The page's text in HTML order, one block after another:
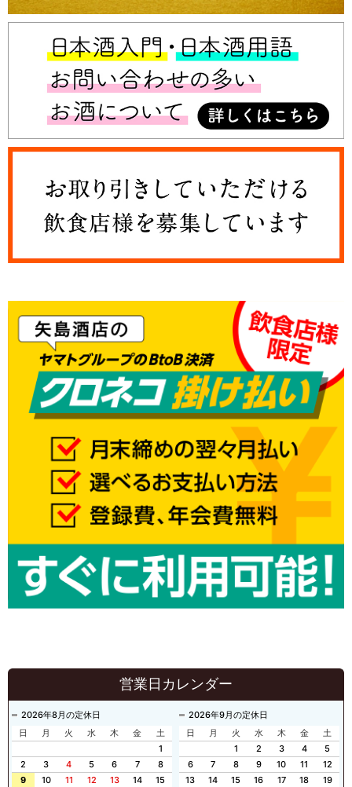
営業日カレンダー
2026年8月の定休日
日
月 火 水 木 金
土
1
2
3 4 5 6 7
8
9
10 11 12 13 14
15
2026年9月の定休日
日
月 火 水 木 金
土
1
2 3 4
5
6
7 8 9 10 11
12
13
14 15 16 17 18
19